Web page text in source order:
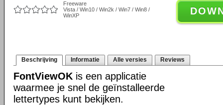
Freeware
Vista / Win10 / Win2k / Win7 / Win8 /
WinXP
Beschrijving Informatie Alle versies Reviews
FontViewOK is een applicatie
waarmee je snel de geïnstalleerde
lettertypes kunt bekijken.